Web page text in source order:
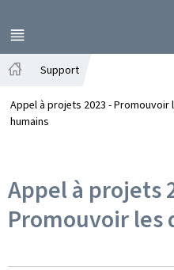
MENU
PRINCIPAL
Support
Appel à projets 2023 - Promouvoir
humains
Appel à projets
Promouvoir les